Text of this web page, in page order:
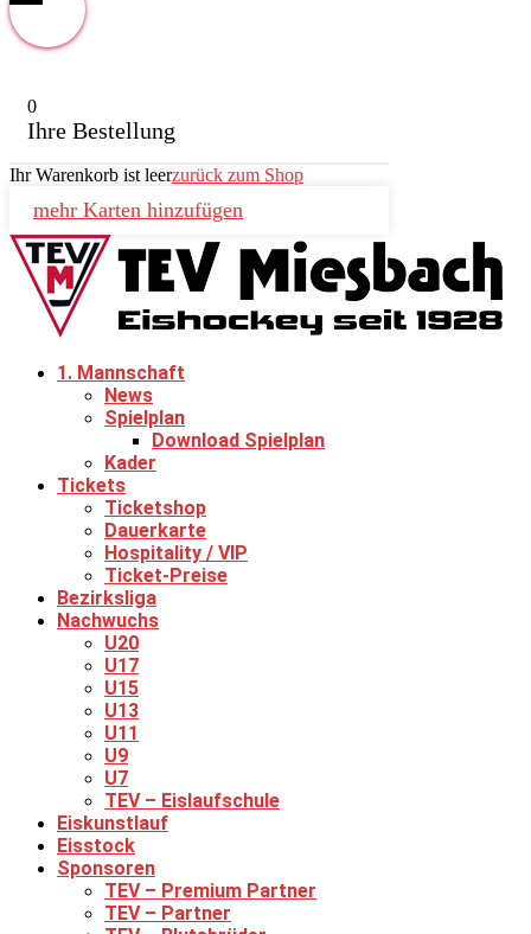
0
Ihre Bestellung
Ihr Warenkorb ist leerzurück zum Shop
mehr Karten hinzufügen
1. Mannschaft
News
Spielplan
Download Spielplan
Kader
Tickets
Ticketshop
Dauerkarte
Hospitality / VIP
Ticket-Preise
Bezirksliga
Nachwuchs
U20
U17
U15
U13
U11
U9
U7
TEV – Eislaufschule
Eiskunstlauf
Eisstock
Sponsoren
TEV – Premium Partner
TEV – Partner